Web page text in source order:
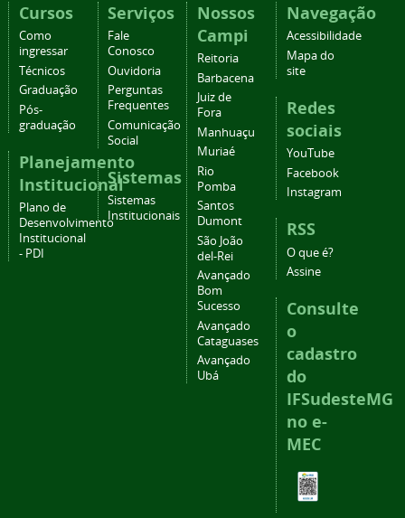
Cursos
Como
ingressar
Técnicos
Graduação
Pós-
graduação
Planejamento
Institucional
Plano de
Desenvolvimento
Institucional
- PDI
Serviços
Fale
Conosco
Ouvidoria
Perguntas
Frequentes
Comunicação
Social
Sistemas
Sistemas
Institucionais
Nossos
Campi
Reitoria
Barbacena
Juiz de
Fora
Manhuaçu
Muriaé
Rio
Pomba
Santos
Dumont
São João
del-Rei
Avançado
Bom
Sucesso
Avançado
Cataguases
Avançado
Ubá
Navegação
Acessibilidade
Mapa do
site
Redes
sociais
YouTube
Facebook
Instagram
RSS
O que é?
Assine
Consulte
o
cadastro
do
IFSudesteMG
no e-
MEC